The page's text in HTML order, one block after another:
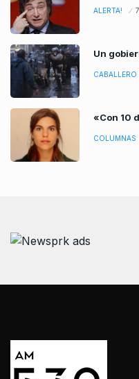
ALERTA!
Un
CABALLERO
«Con 10
COLUMNAS